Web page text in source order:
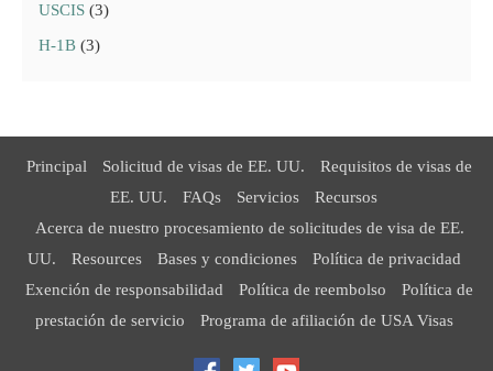
USCIS (3)
H-1B (3)
Principal Solicitud de visas de EE. UU.
Requisitos de visas de
EE. UU.
FAQs Servicios
Recursos
Acerca de nuestro procesamiento de solicitudes de visa de EE.
UU.
Resources Bases y condiciones
Política de privacidad
Exención de responsabilidad
Política de reembolso
Política de
prestación de servicio
Programa de afiliación de USA Visas